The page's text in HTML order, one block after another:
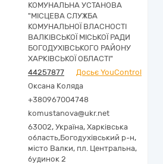
КОМУНАЛЬНА УСТАНОВА
"МІСЦЕВА СЛУЖБА
КОМУНАЛЬНОЇ ВЛАСНОСТІ
ВАЛКІВСЬКОЇ МІСЬКОЇ РАДИ
БОГОДУХІВСЬКОГО РАЙОНУ
ХАРКІВСЬКОЇ ОБЛАСТІ"
44257877
Досьє YouControl
Оксана Коляда
+380967004748
komustanova@ukr.net
63002, Україна, Харківська
область,Богодухівський р-н,
місто Валки, пл. Центральна,
будинок 2